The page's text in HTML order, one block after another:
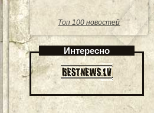
Топ 100 новостей
Интересно